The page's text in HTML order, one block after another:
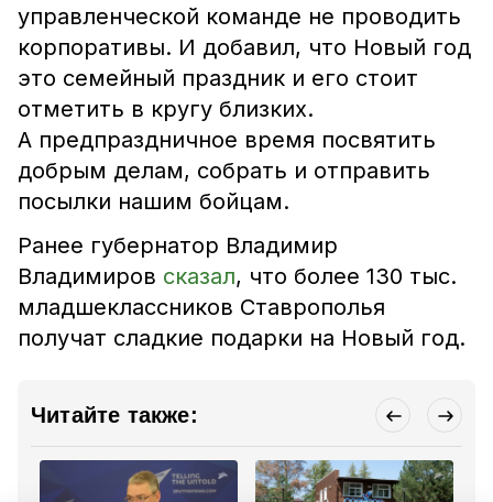
управленческой команде не проводить
корпоративы. И добавил, что Новый год
это семейный праздник и его стоит
отметить в кругу близких.
А предпраздничное время посвятить
добрым делам, собрать и отправить
посылки нашим бойцам.
Ранее губернатор Владимир
Владимиров сказал, что более 130 тыс.
младшеклассников Ставрополья
получат сладкие подарки на Новый год.
Читайте также: